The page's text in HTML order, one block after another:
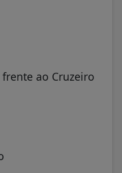
ao Cruzeiro